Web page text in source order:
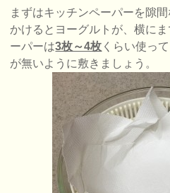
まずはキッチンペーパーを隙
かけるとヨーグルトが、横に
ーパーは3枚～4枚 くらい使っ
が無いように敷きましょう。